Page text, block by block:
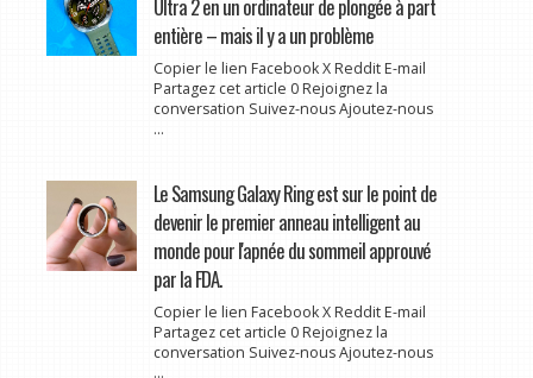
Ultra 2 en un ordinateur de plongée à part
entière – mais il y a un problème
Copier le lien Facebook X Reddit E-mail
Partagez cet article 0 Rejoignez la
conversation Suivez-nous Ajoutez-nous
...
Le Samsung Galaxy Ring est sur le point de
devenir le premier anneau intelligent au
monde pour l'apnée du sommeil approuvé
par la FDA.
Copier le lien Facebook X Reddit E-mail
Partagez cet article 0 Rejoignez la
conversation Suivez-nous Ajoutez-nous
...